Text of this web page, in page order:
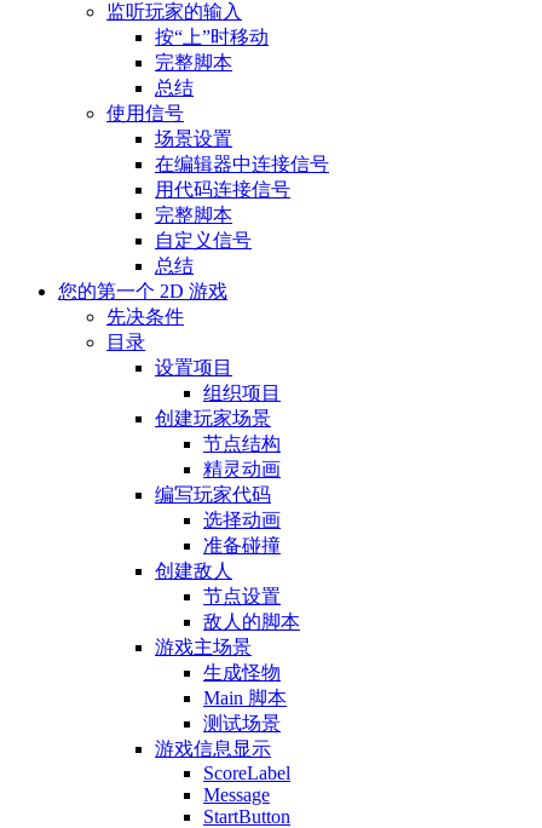
监听玩家的输入
按“上”时移动
完整脚本
总结
使用信号
场景设置
在编辑器中连接信号
用代码连接信号
完整脚本
自定义信号
总结
您的第一个 2D 游戏
先决条件
目录
设置项目
组织项目
创建玩家场景
节点结构
精灵动画
编写玩家代码
选择动画
准备碰撞
创建敌人
节点设置
敌人的脚本
游戏主场景
生成怪物
Main 脚本
测试场景
游戏信息显示
ScoreLabel
Message
StartButton